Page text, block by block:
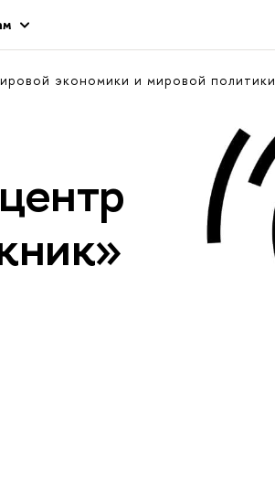
экономики и мировой политики